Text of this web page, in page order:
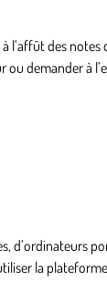
l’affût des
demander à
d’ordinateurs
la